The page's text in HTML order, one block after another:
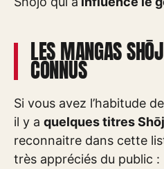
LES MANGAS
CONNUS
Si vous avez l’habitude
il y a quelques titres
reconnaitre dans cette
très appréciés du public :